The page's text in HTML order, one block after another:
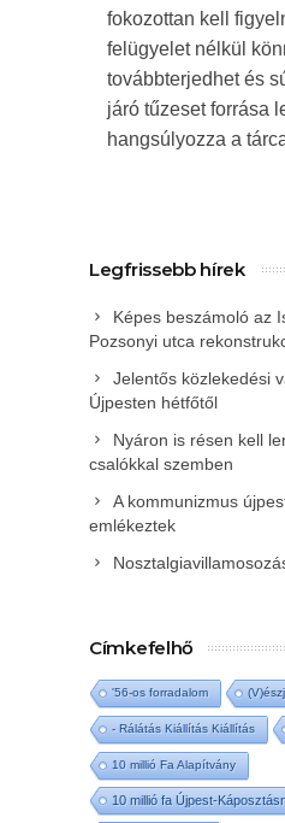
fokozottan kell
felügyelet nélkül
továbbterjedhet és
járó tűzeset forrása
hangsúlyozza a
Legfrissebb hírek
Képes beszámoló az
Pozsonyi utca
Jelentős közlekedési
Újpesten hétfőtől
Nyáron is résen kell
csalókkal szemben
A kommunizmus
emlékeztek
Címkefelhő
'56-os forradalom
- Rálátás Kiállítás Kiállítás
10 millió Fa Alapítvány
10 millió fa Újpest-